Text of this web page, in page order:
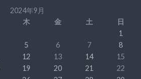
2024年9月
木 金 土
日
1
5 6 7
8
12 13 14
15
19 20 21
22